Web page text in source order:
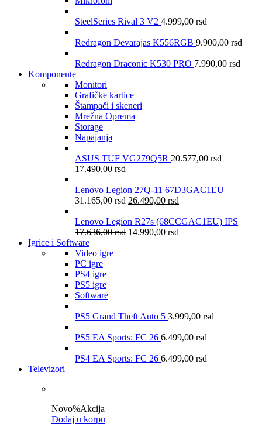
SteelSeries Rival 3 V2 4.999,00 rsd
Redragon Devarajas K556RGB 9.900,00 rsd
Redragon Draconic K530 PRO 7.990,00 rsd
Komponente
Monitori
Grafičke kartice
Štampači i skeneri
Mrežna Oprema
Storage
Napajanja
ASUS TUF VG279Q5R 20.577,00rsd
17.490,00 rsd
Lenovo Legion 27Q-11 67D3GAC1EU
31.165,00rsd 26.490,00 rsd
Lenovo Legion R27s (68CCGAC1EU) IPS
17.636,00rsd 14.990,00 rsd
Igrice i Software
Video igre
PC igre
PS4 igre
PS5 igre
Software
PS5 Grand Theft Auto 5 3.999,00 rsd
PS5 EA Sports: FC 26 6.499,00 rsd
PS4 EA Sports: FC 26 6.499,00 rsd
Televizori
Novo%Akcija
Dodaj u korpu